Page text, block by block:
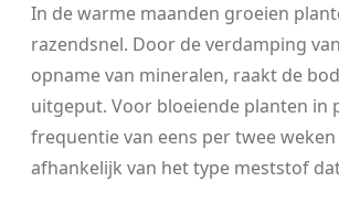
In de warme maanden groeien
razendsnel. Door de verdamping
opname van mineralen, raakt de
uitgeput. Voor bloeiende planten in
frequentie van eens per twee weken
afhankelijk van het type meststof